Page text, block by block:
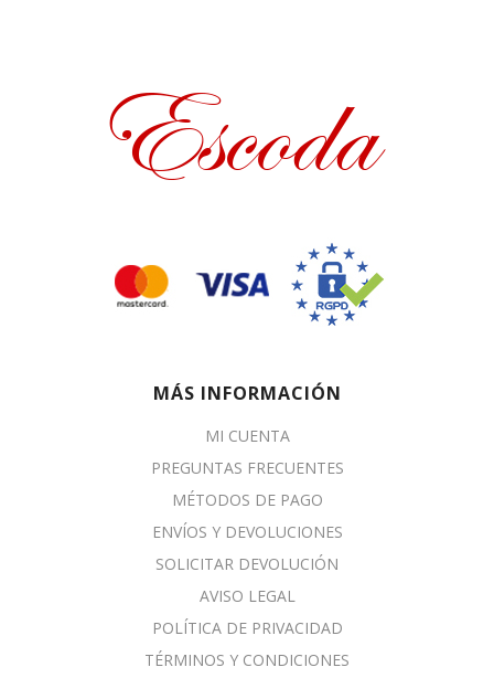
MÁS INFORMACIÓN
MI CUENTA
PREGUNTAS FRECUENTES
MÉTODOS DE PAGO
ENVÍOS Y DEVOLUCIONES
SOLICITAR DEVOLUCIÓN
AVISO LEGAL
POLÍTICA DE PRIVACIDAD
TÉRMINOS Y CONDICIONES